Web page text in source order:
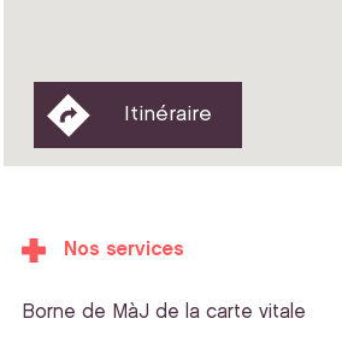
Itinéraire
Nos services
Borne de MàJ de la carte vitale